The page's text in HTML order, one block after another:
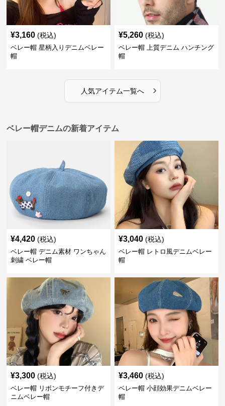
¥3,160 (税込)
ベレー帽 星柄入りデニムベレー
帽
¥5,260 (税込)
ベレー帽 上質デニム ハンチング
帽
人気アイテム一覧へ ›
ベレー帽デニムの新着アイテム
¥4,420 (税込)
ベレー帽 デニム素材 ワンちゃん
刺繍 ベレー帽
¥3,040 (税込)
ベレー帽 レトロ風デニムベレー
帽
¥3,300 (税込)
ベレー帽 リボンモチーフ付きデ
ニムベレー帽
¥3,460 (税込)
ベレー帽 小顔効果デニムベレー
帽